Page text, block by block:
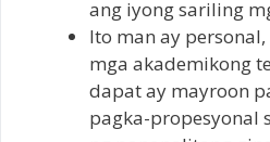
ang iyong sariling
Ito man ay
mga akademikong
dapat ay mayroon
pagka-propesyonal